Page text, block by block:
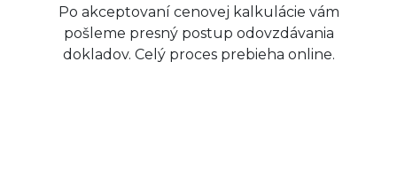
Po akceptovaní cenovej kalkulácie vám
pošleme presný postup odovzdávania
dokladov. Celý proces prebieha online.